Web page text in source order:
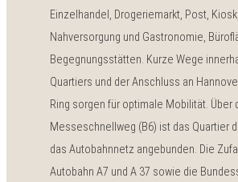
Einzelhandel, Drogeriemarkt, Post, Kiosk,
Nahversorgung und Gastronomie,
Begegnungsstätten. Kurze Wege
Quartiers und der Anschluss an
Ring sorgen für optimale Mobilität. Über
Messeschnellweg (B6) ist das Quartier
das Autobahnnetz angebunden. Die
Autobahn A7 und A 37 sowie die